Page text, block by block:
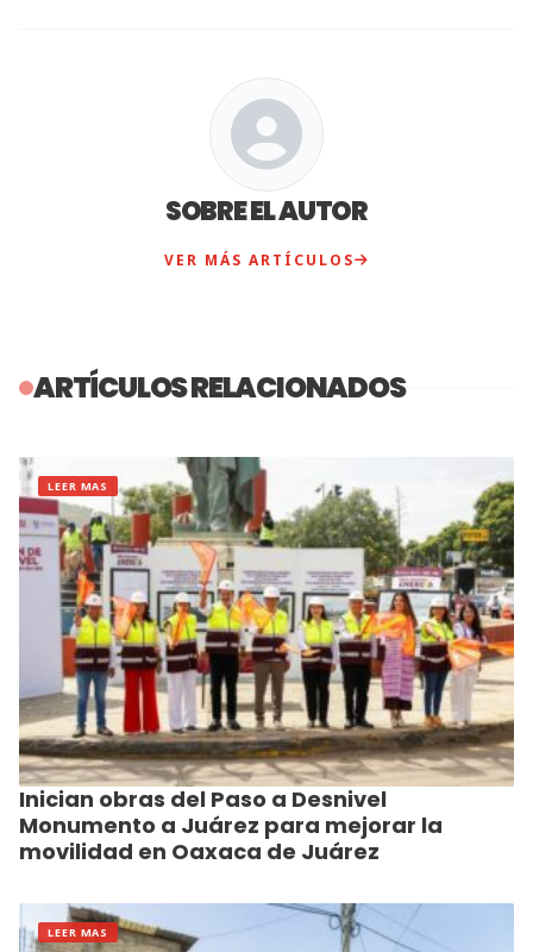
SOBRE EL AUTOR
VER MÁS ARTÍCULOS
ARTÍCULOS RELACIONADOS
LEER MAS
Inician obras del Paso a Desnivel
Monumento a Juárez para mejorar la
movilidad en Oaxaca de Juárez
LEER MAS